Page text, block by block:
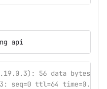
api
56 data bytes
seq=0 ttl=64 time=0.162